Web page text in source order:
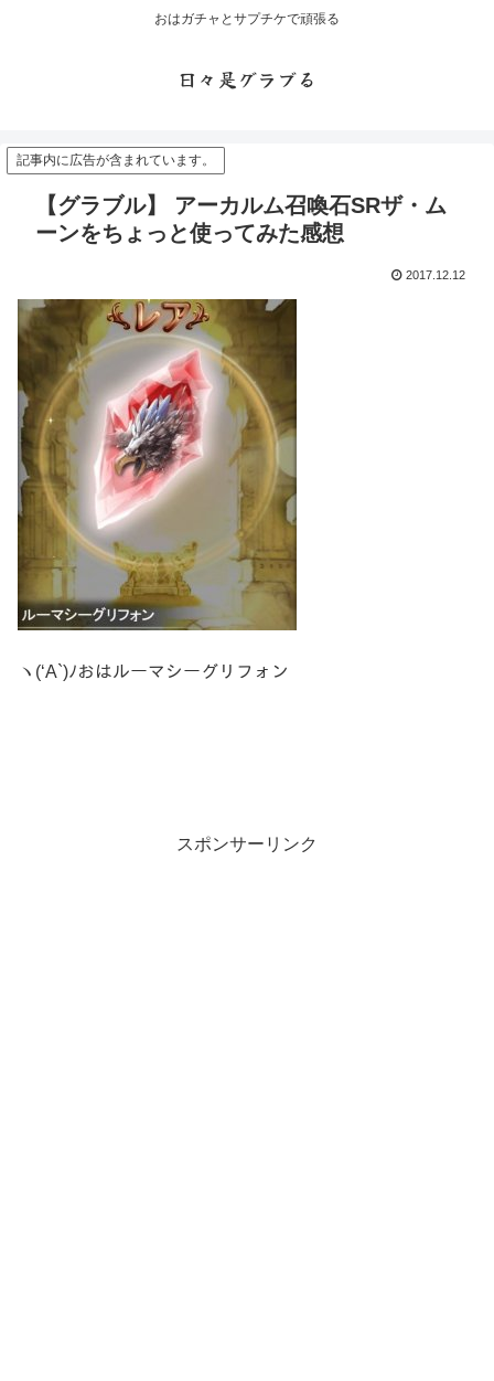
おはガチャとサプチケで頑張る
日々是グラブる
記事内に広告が含まれています。
【グラブル】 アーカルム召喚石SRザ・ム
ーンをちょっと使ってみた感想
2017.12.12
ヽ(‘A`)ﾉおはルーマシーグリフォン
スポンサーリンク